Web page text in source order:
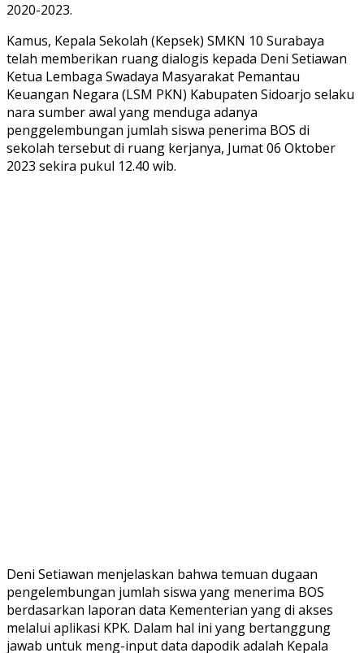
2020-2023.
Kamus, Kepala Sekolah (Kepsek) SMKN 10 Surabaya
telah memberikan ruang dialogis kepada Deni Setiawan
Ketua Lembaga Swadaya Masyarakat Pemantau
Keuangan Negara (LSM PKN) Kabupaten Sidoarjo selaku
nara sumber awal yang menduga adanya
penggelembungan jumlah siswa penerima BOS di
sekolah tersebut di ruang kerjanya, Jumat 06 Oktober
2023 sekira pukul 12.40 wib.
Deni Setiawan menjelaskan bahwa temuan dugaan
pengelembungan jumlah siswa yang menerima BOS
berdasarkan laporan data Kementerian yang di akses
melalui aplikasi KPK. Dalam hal ini yang bertanggung
jawab untuk meng-input data dapodik adalah Kepala